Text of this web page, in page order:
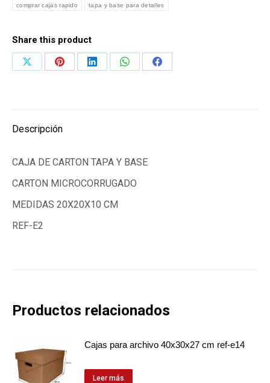
comprar cajas rapido tapa y base para detalles
Share this product
Share
Share
Share
Share
Share
Descripción
CAJA DE CARTON TAPA Y BASE
CARTON MICROCORRUGADO
MEDIDAS 20X20X10 CM
REF-E2
Productos relacionados
Cajas para archivo 40x30x27 cm ref-e14
Leer más